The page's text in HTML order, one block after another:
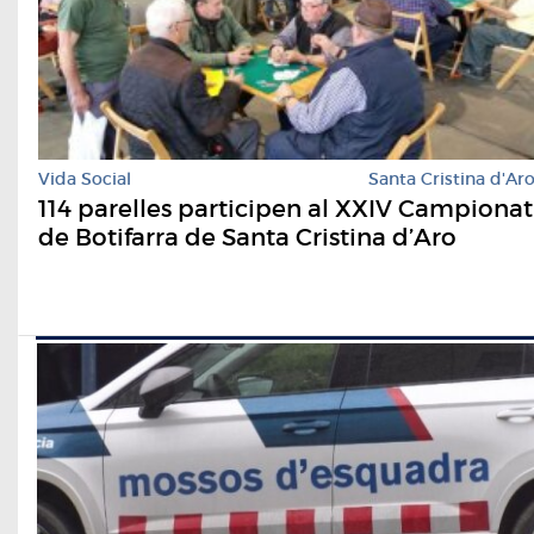
Vida Social Santa Cristina d'Aro
114 parelles participen al XXIV Campionat
de Botifarra de Santa Cristina d’Aro